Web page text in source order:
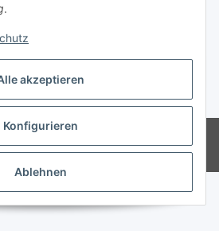
akzeptieren
Konfigurieren
Ablehnen
.
USt., zzgl.Versand
byJTL-Shop